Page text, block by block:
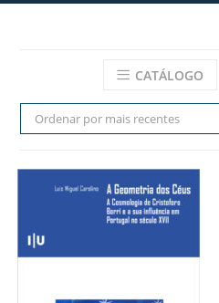
CATÁLOGO
Ordenar por mais recentes